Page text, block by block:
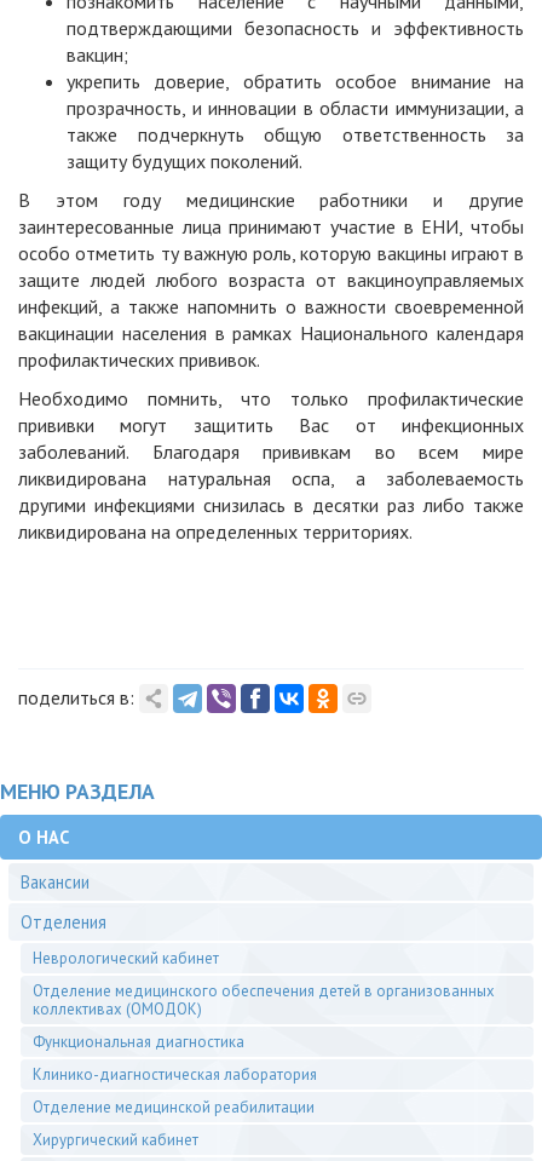
подтверждающими безопасность и эффективность
вакцин;
укрепить доверие, обратить особое внимание на
прозрачность, и инновации в области иммунизации, а
также подчеркнуть общую ответственность за
защиту будущих поколений.
В этом году медицинские работники и другие
заинтересованные лица принимают участие в ЕНИ, чтобы
особо отметить ту важную роль, которую вакцины играют в
защите людей любого возраста от вакциноуправляемых
инфекций, а также напомнить о важности своевременной
вакцинации населения в рамках Национального календаря
профилактических прививок.
Необходимо помнить, что только профилактические
прививки могут защитить Вас от инфекционных
заболеваний. Благодаря прививкам во всем мире
ликвидирована натуральная оспа, а заболеваемость
другими инфекциями снизилась в десятки раз либо также
ликвидирована на определенных территориях.
поделиться в:
МЕНЮ РАЗДЕЛА
О НАС
Вакансии
Отделения
Неврологический кабинет
Отделение медицинского обеспечения детей в организованных
коллективах (ОМОДОК)
Функциональная диагностика
Клинико-диагностическая лаборатория
Отделение медицинской реабилитации
Хирургический кабинет